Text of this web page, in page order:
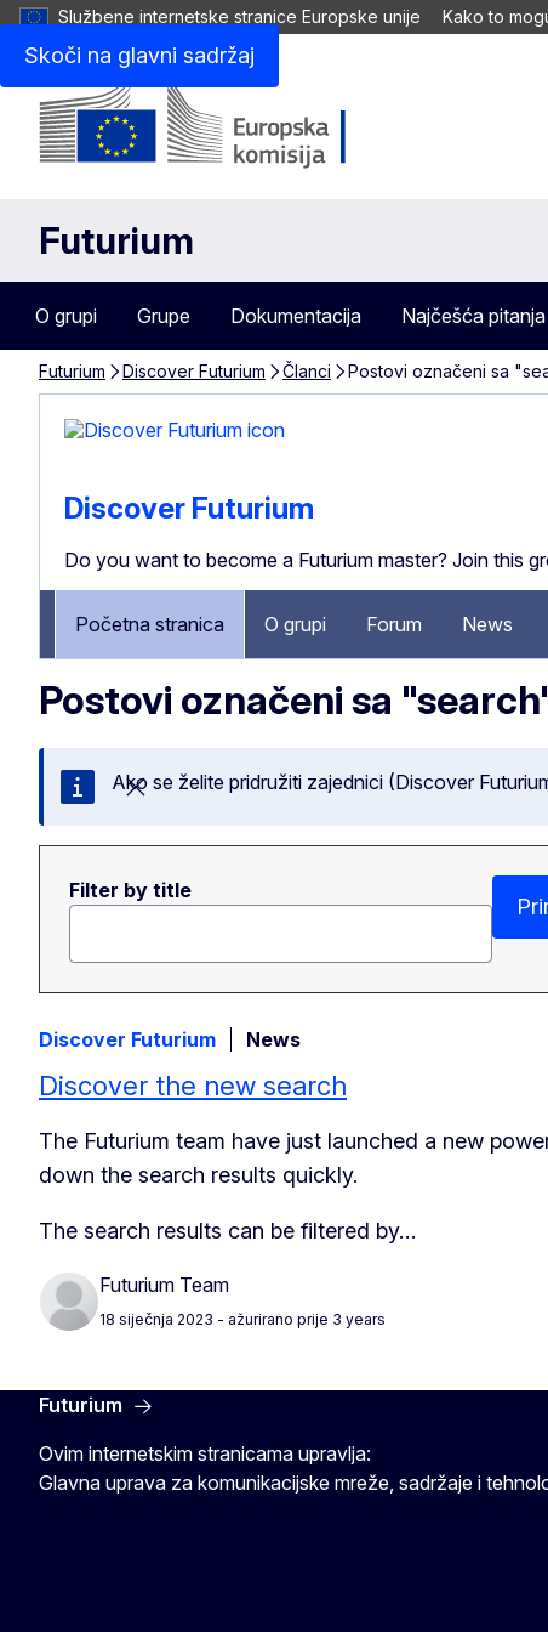
Skoči na glavni sadržaj
Službene internetske stranice Europske unije Kako to
Futurium
O grupi Grupe Dokumentacija Najčešća pitanja
Futurium Discover Futurium Članci Postovi označeni sa
Discover Futurium
Do you want to become a Futurium master? Join this
Početna stranica O grupi Forum News
Postovi označeni sa
Zatvori ovu poruku
Ako se želite pridružiti zajednici (Discover
Filter by title
Discover Futurium News
Discover the new search
The Futurium team have just launched a new
down the search results quickly.
The search results can be filtered by…
Futurium Team
18 siječnja 2023 - ažurirano prije 3 years
Futurium
Ovim internetskim stranicama upravlja:
Glavna uprava za komunikacijske mreže, sadržaje i